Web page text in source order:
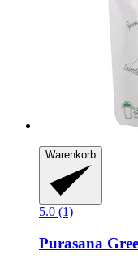
Warenkorb
5.0 (1)
Purasana